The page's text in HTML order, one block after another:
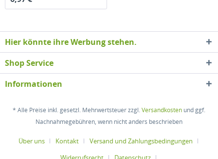
Hier könnte ihre Werbung stehen.
Shop Service
Informationen
* Alle Preise inkl. gesetzl. Mehrwertsteuer zzgl.Versandkosten und ggf.
Nachnahmegebühren, wenn nicht anders beschrieben
Über uns Kontakt
Versand und Zahlungsbedingungen